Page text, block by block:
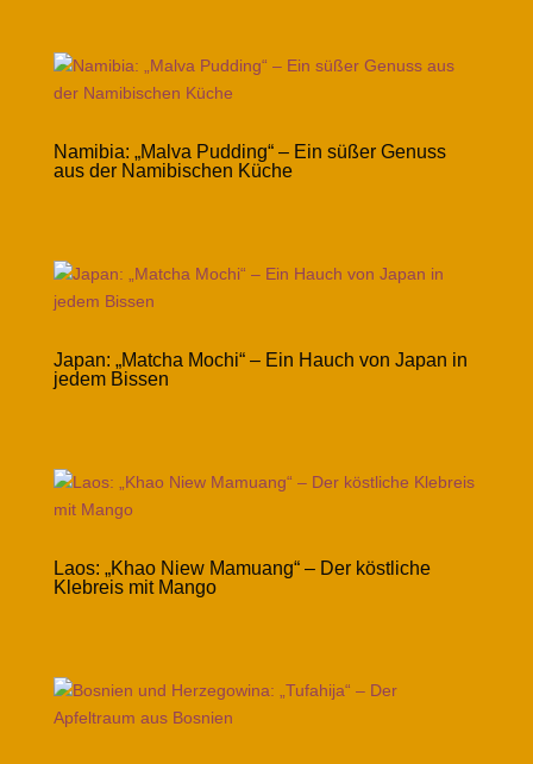
Namibia: „Malva Pudding“ – Ein süßer Genuss
aus der Namibischen Küche
Japan: „Matcha Mochi“ – Ein Hauch von Japan in
jedem Bissen
Laos: „Khao Niew Mamuang“ – Der köstliche
Klebreis mit Mango